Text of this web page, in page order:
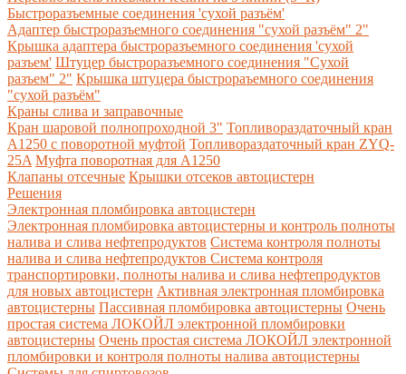
Быстроразъемные соединения 'сухой разъём'
Адаптер быстроразъемного соединения "сухой разъём" 2"
Крышка адаптера быстроразъемного соединения 'сухой
разъем' Штуцер быстроразъемного соединения "Сухой
разъем" 2" Крышка штуцера быстрораъемного соединения
"сухой разъём"
Краны слива и заправочные
Кран шаровой полнопроходной 3" Топливораздаточный кран
A1250 с поворотной муфтой Топливораздаточный кран ZYQ-
25A Муфта поворотная для А1250
Клапаны отсечные Крышки отсеков автоцистерн
Решения
Электронная пломбировка автоцистерн
Электронная пломбировка автоцистерны и контроль полноты
налива и слива нефтепродуктов Система контроля полноты
налива и слива нефтепродуктов Система контроля
транспортировки, полноты налива и слива нефтепродуктов
для новых автоцистерн Активная электронная пломбировка
автоцистерны Пассивная пломбировка автоцистерны Очень
простая система ЛОКОЙЛ электронной пломбировки
автоцистерны Очень простая система ЛОКОЙЛ электронной
пломбировки и контроля полноты налива автоцистерны